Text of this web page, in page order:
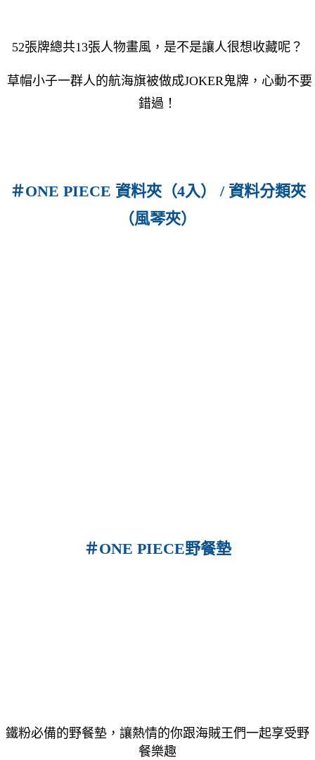
52張牌總共13張人物畫風，是不是讓人很想收藏呢？
草帽小子一群人的航海旗被做成JOKER鬼牌，心動不要
錯過！
＃ONE PIECE 資料夾（4入） / 資料分類夾
（風琴夾）
＃ONE PIECE野餐墊
鐵粉必備的野餐墊，讓熱情的你跟海賊王們一起享受野
餐樂趣